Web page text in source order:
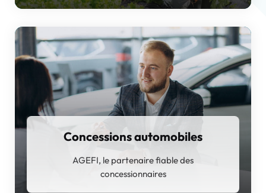
Concessions automobiles
AGEFI, le partenaire fiable des
concessionnaires